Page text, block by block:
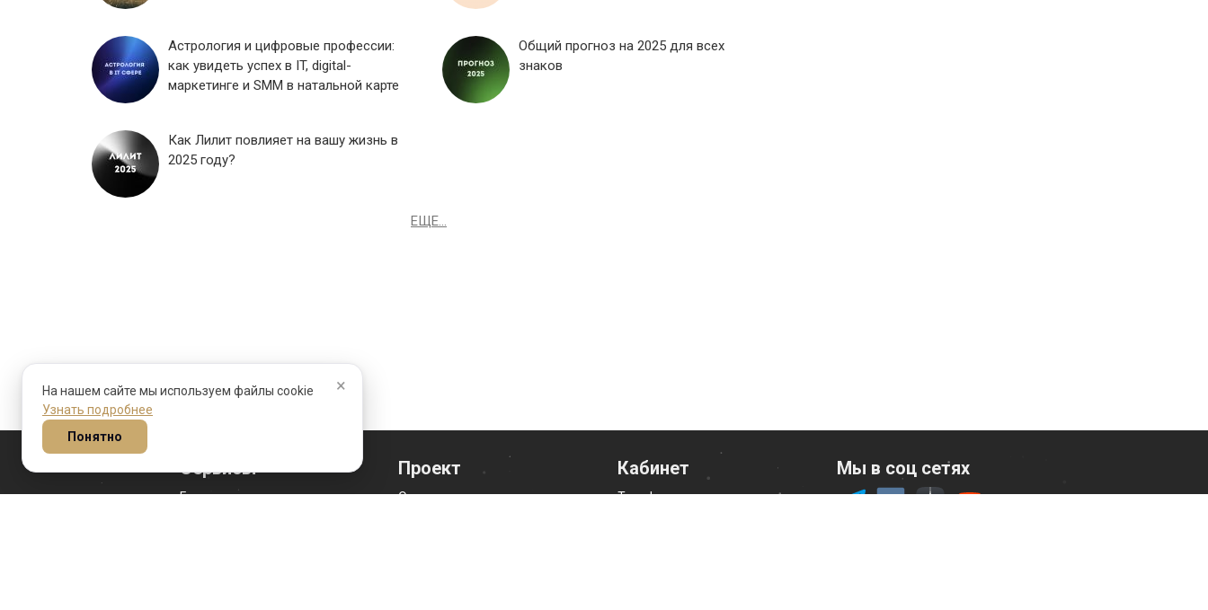
×
На нашем сайте мы используем файлы cookie
Узнать подробнее
Понятно
Астрология и цифровые профессии:
как увидеть успех в IT, digital-
маркетинге и SMM в натальной карте
Общий прогноз на 2025 для всех
знаков
Как Лилит повлияет на вашу жизнь в
2025 году?
ЕЩЕ...
Сервисы
Гороскоп на сегодня
Проект
О нас
Кабинет
Тарифы
Мы в соц сетях